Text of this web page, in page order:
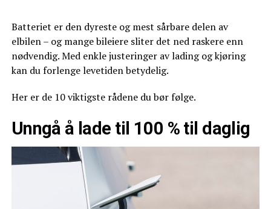
Batteriet er den dyreste og mest sårbare delen av
elbilen – og mange bileiere sliter det ned raskere enn
nødvendig. Med enkle justeringer av lading og kjøring
kan du forlenge levetiden betydelig.
Her er de 10 viktigste rådene du bør følge.
Unngå å lade til 100 % til daglig